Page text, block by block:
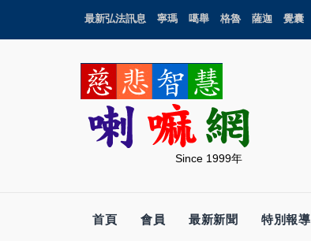
最新弘法訊息 寧瑪 噶舉 格魯 薩迦 覺囊
Since 1999年
首頁 會員 最新新聞 特別報導